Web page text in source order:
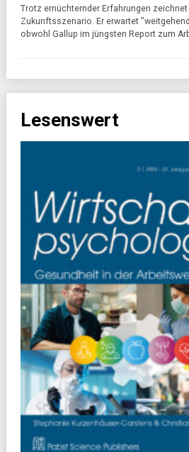
Trotz ernüchternder Erfahrungen
Zukunftsszenario. Er erwartet
obwohl Gallup im jüngsten Report zum
Lesenswert